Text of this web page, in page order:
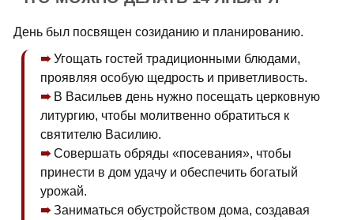
День был посвящен созиданию и планированию.
Угощать гостей традиционными блюдами,
проявляя особую щедрость и приветливость.
В Васильев день нужно посещать церковную
литургию, чтобы молитвенно обратиться к
святителю Василию.
Совершать обряды «посевания», чтобы
принести в дом удачу и обеспечить богатый
урожай.
Заниматься обустройством дома, создавая